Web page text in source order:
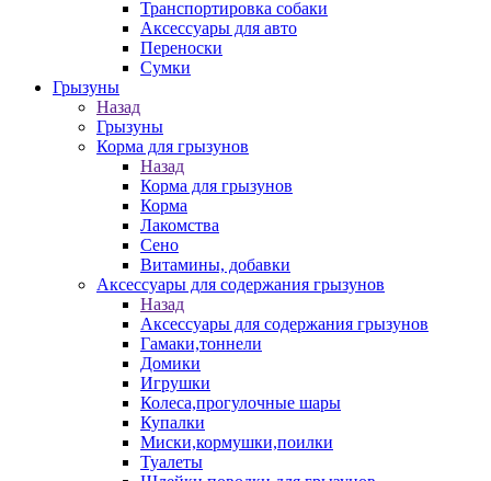
Транспортировка собаки
Аксессуары для авто
Переноски
Сумки
Грызуны
Назад
Грызуны
Корма для грызунов
Назад
Корма для грызунов
Корма
Лакомства
Сено
Витамины, добавки
Аксессуары для содержания грызунов
Назад
Аксессуары для содержания грызунов
Гамаки,тоннели
Домики
Игрушки
Колеса,прогулочные шары
Купалки
Миски,кормушки,поилки
Туалеты